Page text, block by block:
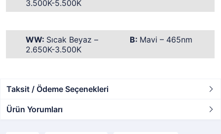
3.500K-5.500K
WW: Sıcak Beyaz –
2.650K-3.500K
B: Mavi – 465nm
Taksit / Ödeme Seçenekleri
Ürün Yorumları